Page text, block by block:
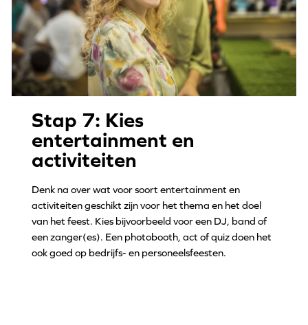
Stap 7: Kies
entertainment en
activiteiten
Denk na over wat voor soort entertainment en
activiteiten geschikt zijn voor het thema en het doel
van het feest. Kies bijvoorbeeld voor een DJ, band of
een zanger(es). Een photobooth, act of quiz doen het
ook goed op bedrijfs- en personeelsfeesten.